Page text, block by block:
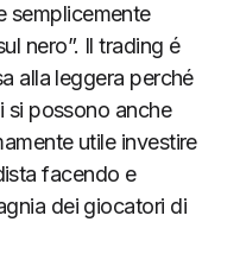
semplicemente
nero”. Il trading é
alla leggera perché
si possono anche
utile investire
facendo e
dei giocatori di